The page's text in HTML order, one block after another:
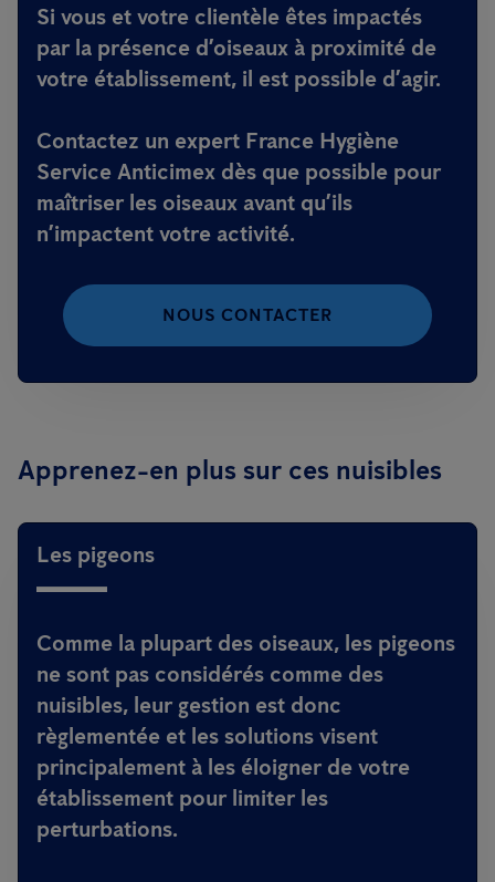
Si vous et votre clientèle êtes impactés
par la présence d’oiseaux à proximité de
votre établissement, il est possible d’agir.
Contactez un expert France Hygiène
Service Anticimex dès que possible pour
maîtriser les oiseaux avant qu’ils
n’impactent votre activité.
NOUS CONTACTER
Apprenez-en plus sur ces nuisibles
Les pigeons
Comme la plupart des oiseaux, les pigeons
ne sont pas considérés comme des
nuisibles, leur gestion est donc
règlementée et les solutions visent
principalement à les éloigner de votre
établissement pour limiter les
perturbations.